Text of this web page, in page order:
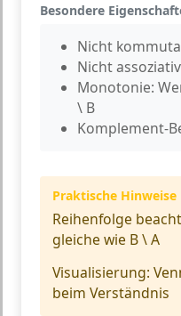
Besondere
Nicht
Nicht
Monotonie:
\ B
Komplement-
Praktische Hinweise
Reihenfolge
gleiche wie B \ A
Visualisierung:
beim Verständnis